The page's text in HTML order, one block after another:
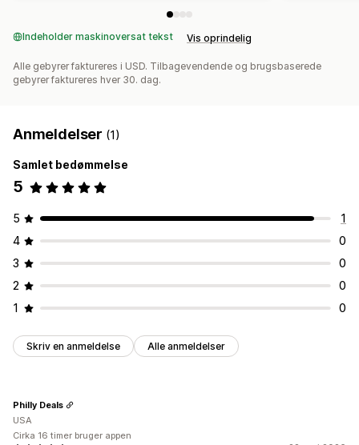
Indeholder maskinoversat tekst Vis oprindelig
Alle gebyrer faktureres i USD. Tilbagevendende og brugsbaserede
gebyrer faktureres hver 30. dag.
Anmeldelser (1)
Samlet bedømmelse
5
5
1
4
0
3
0
2
0
1
0
Skriv en anmeldelse Alle anmeldelser
Philly Deals
USA
Cirka 16 timer bruger appen